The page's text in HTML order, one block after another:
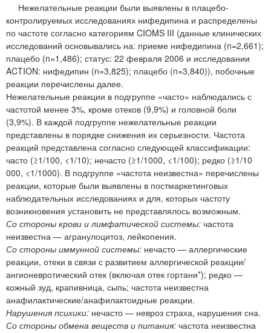
Нежелательные реакции были выявлены в плацебо-
контролируемых исследованиях нифедипина и распределены
по частоте согласно категориям CIOMS III (данные клинических
исследований основывались на: приеме нифедипина (n=2,661);
плацебо (n=1,486); статус: 22 февраля 2006 и исследовании
ACTION: нифедипин (n=3,825); плацебо (n=3,840)), побочные
реакции перечислены далее.
Нежелательные реакции в подгруппе «часто» наблюдались с
частотой менее 3%, кроме отеков (9,9%) и головной боли
(3,9%). В каждой подгруппе нежелательные реакции
представлены в порядке снижения их серьезности. Частота
реакций представлена согласно следующей классификации:
часто (≥1/100, <1/10); нечасто (≥1/1000, <1/100); редко (≥1/10
000, <1/1000). В подгруппе «частота неизвестна» перечислены
реакции, которые были выявлены в постмаркетинговых
наблюдательных исследованиях и для, которых частоту
возникновения установить не представлялось возможным.
Со стороны крови и лимфатической системы: частота
неизвестна — агранулоцитоз, лейкопения.
Со стороны иммунной системы: нечасто — аллергические
реакции, отеки в связи с развитием аллергической реакции/
ангионевротический отек (включая отек гортани*); редко —
кожный зуд, крапивница, сыпь; частота неизвестна
анафилактические/анафилактоидные реакции.
Нарушения психики: нечасто — невроз страха, нарушения сна.
Со стороны обмена веществ и питания: частота неизвестна